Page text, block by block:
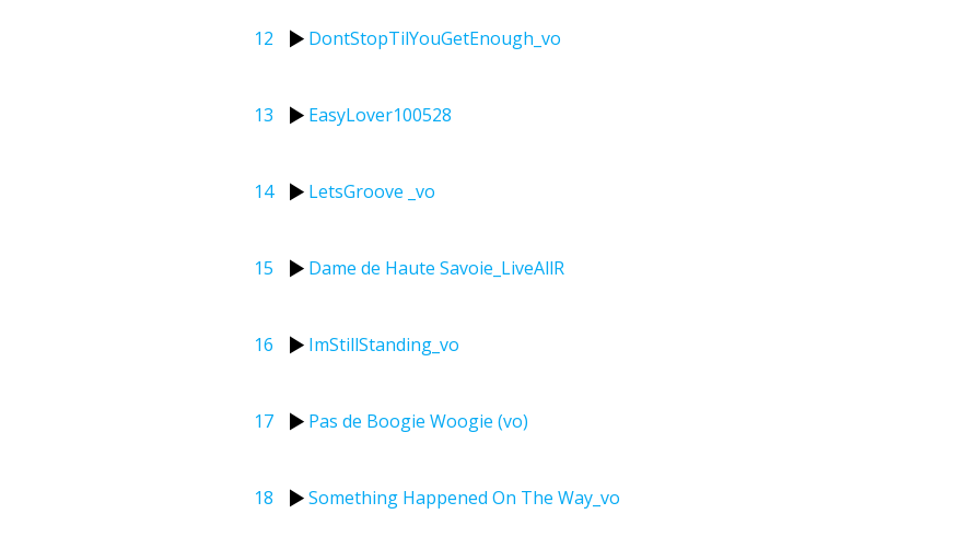
12 DontStopTilYouGetEnough_vo
13 EasyLover100528
14 LetsGroove _vo
15 Dame de Haute Savoie_LiveAllR
16 ImStillStanding_vo
17 Pas de Boogie Woogie (vo)
18 Something Happened On The Way_vo